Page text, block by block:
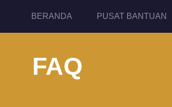
BERANDA(current)PUSAT BANTUAN
FAQ